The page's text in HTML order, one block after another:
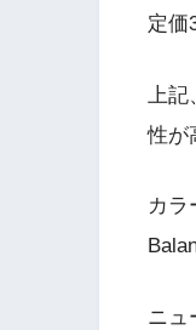
定価
上
性が
カラ
ニュ